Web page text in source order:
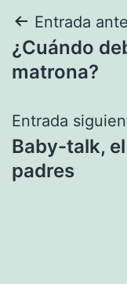
de
Entrada
¿Cuándo
matrona?
Entrada
Baby-talk,
padres